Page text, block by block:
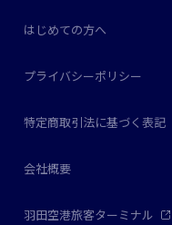
はじめての方へ
プライバシーポリシー
特定商取引法に基づく表記
会社概要
羽田空港旅客ターミナル